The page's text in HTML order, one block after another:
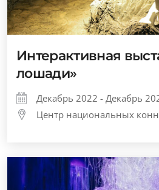
Интерактивная
лошади»
Декабрь 2022 - Декабрь
Центр национальных